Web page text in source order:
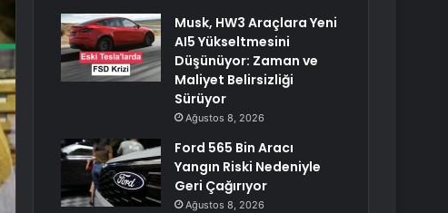
Musk, HW3 Araçlara Yeni
AI5 Yükseltmesini
Düşünüyor: Zaman ve
Maliyet Belirsizliği
Sürüyor
Ağustos 8, 2026
Ford 565 Bin Aracı
Yangın Riski Nedeniyle
Geri Çağırıyor
Ağustos 8, 2026